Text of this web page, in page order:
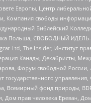
Европы, Центр
свободы
Библейский
Польша, СВОБОДНЫЙ
Ltd, The Insider, Институт
Канады, Декабристы,
Форум свободной
государственного
Всемирный фонд природы,
Дом прав человека Ереван,